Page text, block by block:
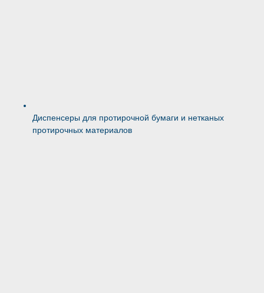
Диспенсеры для протирочной бумаги и нетканых
протирочных материалов